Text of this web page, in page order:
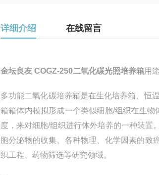
详细介绍 在线留言
金坛良友 COGZ-250二氧化碳光照培养箱用
多功能二氧化碳培养箱是在生化培养箱、恒
箱箱体内模拟形成一个类似细胞/组织在生
度，来对细胞/组织进行体外培养的一种装
胞分泌物的收集、各种物理、化学因素的致
织工程、药物筛选等研究领域。